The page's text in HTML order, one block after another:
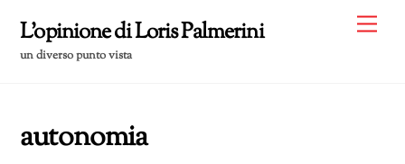
content
L'opinione di Loris Palmerini
un diverso punto vista
autonomia